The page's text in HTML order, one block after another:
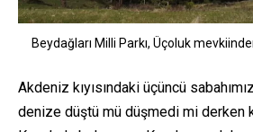
Beydağları Milli Parkı, Üçoluk
Akdeniz kıyısındaki üçüncü
denize düştü mü düşmedi mi derken